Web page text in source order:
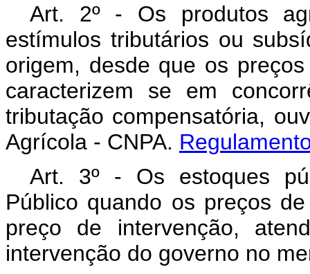
Art. 2º - Os produtos
estímulos tributários ou
origem, desde que os
caracterizem se em
tributação compensatória,
Agrícola - CNPA.
Art. 3º - Os estoques
Público quando os preços
preço de intervenção,
intervenção do governo no